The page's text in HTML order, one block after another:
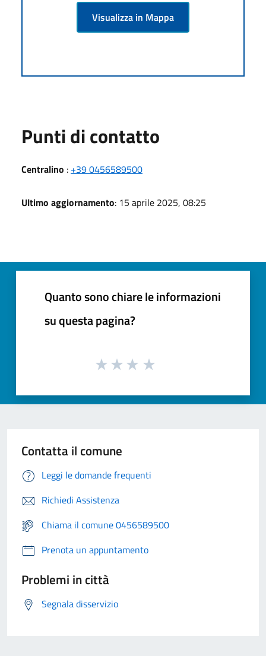
Visualizza in Mappa
Punti di contatto
Centralino : +39 0456589500
Ultimo aggiornamento: 15 aprile 2025, 08:25
Quanto sono chiare le informazioni
su questa pagina?
Contatta il comune
Leggi le domande frequenti
Richiedi Assistenza
Chiama il comune 0456589500
Prenota un appuntamento
Problemi in città
Segnala disservizio